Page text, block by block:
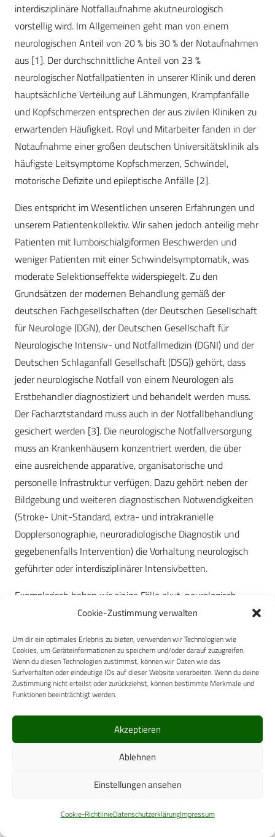
Cookie-Zustimmung verwalten
Um dir ein optimales Erlebnis zu bieten, verwenden wir Technologien wie
Cookies, um Geräteinformationen zu speichern und/oder darauf zuzugreifen.
Wenn du diesen Technologien zustimmst, können wir Daten wie das
Surfverhalten oder eindeutige IDs auf dieser Website verarbeiten. Wenn du deine
Zustimmung nicht erteilst oder zurückziehst, können bestimmte Merkmale und
Funktionen beeinträchtigt werden.
Akzeptieren
Ablehnen
Einstellungen ansehen
Cookie-RichtlinieDatenschutzerklärungImpressum
interdisziplinäre Notfallaufnahme akutneurologisch
vorstellig wird. Im Allgemeinen geht man von einem
neurologischen Anteil von 20 % bis 30 % der Notaufnahmen
aus [1]. Der durchschnittliche Anteil von 23 %
neurologischer Notfallpatienten in unserer Klinik und deren
hauptsächliche Verteilung auf Lähmungen, Krampfanfälle
und Kopfschmerzen entsprechen der aus zivilen Kliniken zu
erwartenden Häufigkeit. Royl und Mitarbeiter fanden in der
Notaufnahme einer großen deutschen Universitätsklinik als
häufigste Leitsymptome Kopfschmerzen, Schwindel,
motorische Defizite und epileptische Anfälle [2].
Dies entspricht im Wesentlichen unseren Erfahrungen und
unserem Patientenkollektiv. Wir sahen jedoch anteilig mehr
Patienten mit lumboischialgiformen Beschwerden und
weniger Patienten mit einer Schwindelsymptomatik, was
moderate Selektionseffekte widerspiegelt. Zu den
Grundsätzen der modernen Behandlung gemäß der
deutschen Fachgesellschaften (der Deutschen Gesellschaft
für Neurologie (DGN), der Deutschen Gesellschaft für
Neurologische Intensiv- und Notfallmedizin (DGNI) und der
Deutschen Schlaganfall Gesellschaft (DSG)) gehört, dass
jeder neurologische Notfall von einem Neurologen als
Erstbehandler diagnostiziert und behandelt werden muss.
Der Facharztstandard muss auch in der Notfallbehandlung
gesichert werden [3]. Die neurologische Notfallversorgung
muss an Krankenhäusern konzentriert werden, die über
eine ausreichende apparative, organisatorische und
personelle Infrastruktur verfügen. Dazu gehört neben der
Bildgebung und weiteren diagnostischen Notwendigkeiten
(Stroke- Unit-Standard, extra- und intrakranielle
Dopplersonographie, neuroradiologische Diagnostik und
gegebenenfalls Intervention) die Vorhaltung neurologisch
geführter oder interdisziplinärer Intensivbetten.
Exemplarisch haben wir einige Fälle akut-neurologisch
erkrankter Soldaten vorgestellt mit typischen
Auslandseinsatz auftreten – einer stationären
neurologischen Versorgung im Heimatland bedürfen.
Fakt ist: Die rasche neurologische Abklärung und
Versorgung, entscheidet wesentlich über das Management
und die Kurz- sowie Langzeitprognose des Patienten.
Patienten in der Notaufnahme. Aktuelle Neurologie